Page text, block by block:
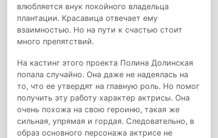
влюбляется внук покойного владельца
плантации. Красавица отвечает ему
взаимностью. Но на пути к счастью стоит
много препятствий.
На кастинг этого проекта Полина Долинская
попала случайно. Она даже не надеялась на
то, что ее утвердят на главную роль. Но помог
получить эту работу характер актрисы. Она
очень похожа на свою героиню, такая же
сильная, упрямая и гордая. Следовательно, в
образ основного персонажа актрисе не